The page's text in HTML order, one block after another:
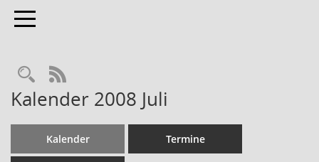
Toggle navigation
RSS-Feed
Kalender 2008 Juli
Kalender Termine